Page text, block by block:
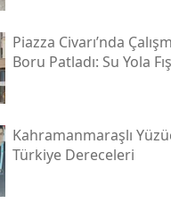
Piazza Civarı’nda
Boru Patladı: Su Yola
Kahramanmaraşlı
Türkiye Dereceleri